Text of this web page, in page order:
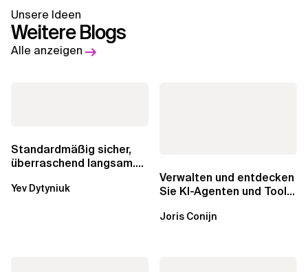
Unsere Ideen
Weitere Blogs
Alle anzeigen
Standardmäßig sicher,
überraschend langsam.
über die RDS...
Yev Dytyniuk
Verwalten und entdecken
Sie KI-Agenten und Tools
AgentCore...
Joris Conijn